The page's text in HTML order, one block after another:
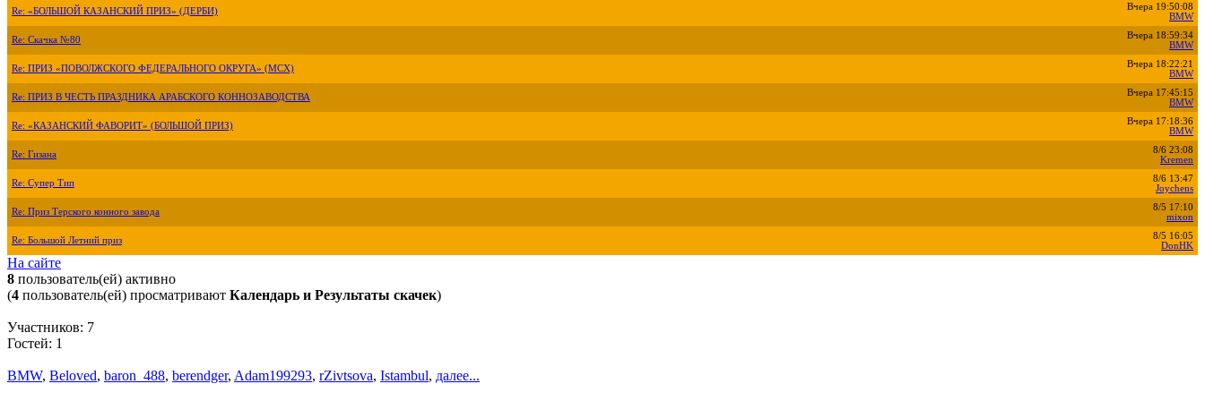
Re: «БОЛЬШОЙ КАЗАНСКИЙ ПРИЗ» (ДЕРБИ)
Вчера 19:50:08
BMW
Re: Скачка №80
Вчера 18:59:34
BMW
Re: ПРИЗ «ПОВОЛЖСКОГО ФЕДЕРАЛЬНОГО ОКРУГА» (МСХ)
Вчера 18:22:21
BMW
Re: ПРИЗ В ЧЕСТЬ ПРАЗДНИКА АРАБСКОГО КОННОЗАВОДСТВА
Вчера 17:45:15
BMW
Re: «КАЗАНСКИЙ ФАВОРИТ» (БОЛЬШОЙ ПРИЗ)
Вчера 17:18:36
BMW
Re: Гизана
8/6 23:08
Kremen
Re: Супер Тип
8/6 13:47
Joychens
Re: Приз Терского конного завода
8/5 17:10
mixon
Re: Большой Летний приз
8/5 16:05
DonHK
На сайте
8 пользователь(ей) активно
(4 пользователь(ей) просматривают Календарь и Результаты скачек)
Участников: 7
Гостей: 1
BMW, Beloved, baron_488, berendger, Adam199293, rZivtsova, Istambul, далее...